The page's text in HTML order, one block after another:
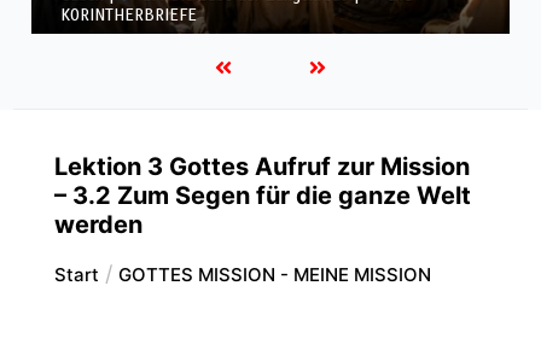
KORINTHERBRIEFE
Lektion 3 Gottes Aufruf zur Mission
– 3.2 Zum Segen für die ganze Welt
werden
Start GOTTES MISSION - MEINE MISSION